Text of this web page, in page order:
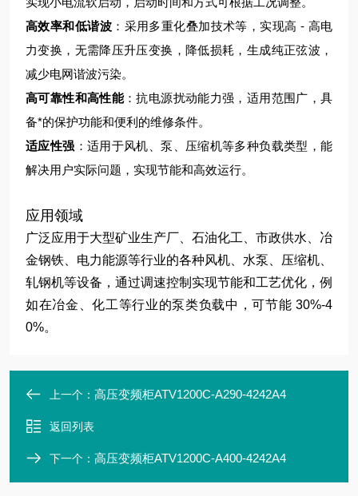
高效率和低谐波 ：采用多重化叠加技术等，实现高 - 高电
力变换，无需降压升压变换，降低损耗，生成纯正弦波，
减少电网谐波污染。
高可靠性和高性能：抗电源扰动能力强，适用范围广，具
备*的保护功能和便利的维修条件。
适应性强 ：适用于风机、泵、压缩机等多种负载类型，能
解决用户实际问题，实现节能和高效运行。
应用领域
广泛应用于大型矿业生产厂、石油化工、市政供水、冶
金钢铁、电力能源等行业的各种风机、水泵、压缩机、
轧钢机等设备，通过调速控制实现节能和工艺优化，例
如在冶金、化工等行业的泵类负载中，可节能 30%-4
0%。
上一个： 高压变频柜ATV1200C-A290-4242A4
返回列表
下一个： 高压变频柜ATV1200C-A400-4242A4